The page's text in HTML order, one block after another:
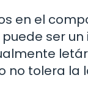
en el
ser
no tolera la